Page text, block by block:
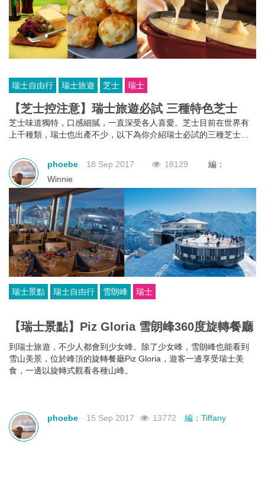
瑞士自由行 瑞士旅遊 芝士 瑞士
【芝士控注意】瑞士旅遊必試 三種特色芝士
芝士味道獨特，口感細膩，一直深受各人喜愛。芝士目前在世界有
上千種類，瑞士也出產不少，以下為你介紹瑞士必試的三種芝士，
phoebe
18 Sep 2017 18129
編：
Winnie
瑞士景點 瑞士自由行 雪朗峰 瑞士
【瑞士景點】Piz Gloria 雪朗峰360度旋轉餐廳
到瑞士旅遊，不少人都會到少女峰。除了少女峰，雪朗峰也能看到
雪山美景，位於峰頂的旋轉餐廳Piz Gloria，遊客一邊享受瑞士美
食，一邊以旋轉式觀看各種山峰。
phoebe 15 Sep 2017 13772 編：Tiffany